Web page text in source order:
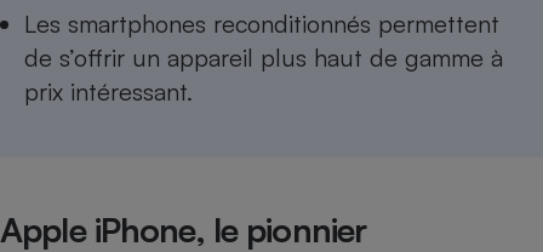
Les smartphones reconditionnés permettent
de s’offrir un appareil plus haut de gamme à
prix intéressant.
Apple iPhone, le pionnier